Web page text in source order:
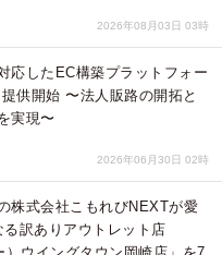
2026年08月03日 03時
応したEC構築プラットフォー
供開始 〜法人販路の開拓と
実現〜
2026年06月30日 02時
株式会社こもれびNEXTが愛
訳ありアウトレット店